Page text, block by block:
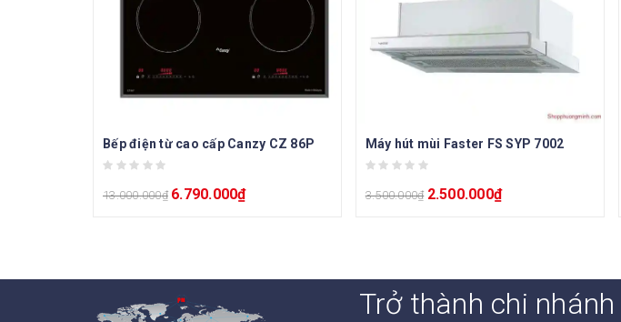
Bếp điện từ cao cấp Canzy CZ 86P
13.000.000₫ 6.790.000₫
Máy hút mùi Faster FS SYP 7002
3.500.000₫ 2.500.000₫
Trở thành chi nhánh